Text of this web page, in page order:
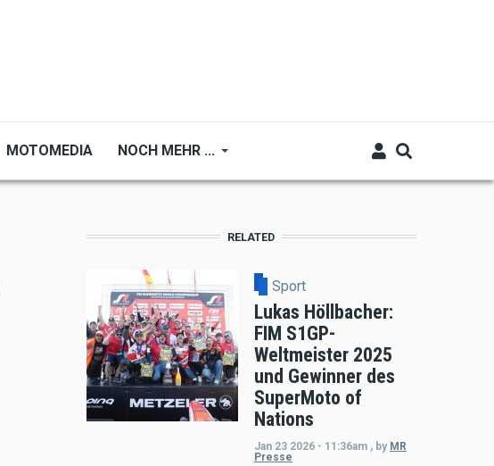
MOTOMEDIA NOCH MEHR ...
RELATED
Sport
Lukas Höllbacher:
FIM S1GP-
Weltmeister 2025
und Gewinner des
SuperMoto of
Nations
Jan 23 2026 - 11:36am , by MR
Presse